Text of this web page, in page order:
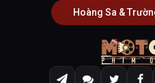
Hoàng Sa &